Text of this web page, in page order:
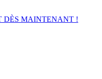
DÈS MAINTENANT !